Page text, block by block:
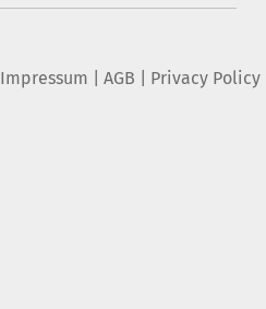
Impressum AGB Privacy Policy|